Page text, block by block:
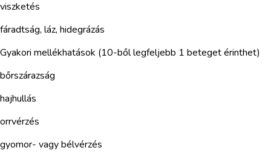
viszketés
fáradtság, láz, hidegrázás
Gyakori mellékhatások (10-ből legfeljebb 1 beteget érinthet)
bőrszárazság
hajhullás
orrvérzés
gyomor- vagy bélvérzés